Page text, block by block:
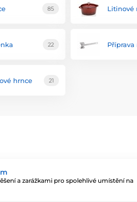
85 Litinové
22 Příprava
hrnce 21
a zarážkami pro spolehlivé umístění na